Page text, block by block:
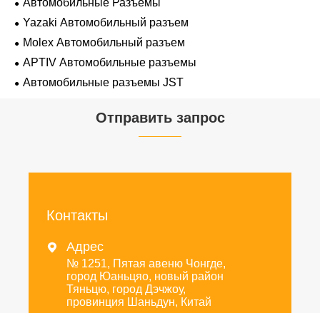
Yazaki Автомобильный разъем
Molex Автомобильный разъем
APTIV Автомобильные разъемы
Автомобильные разъемы JST
Отправить запрос
Контакты
 Адрес
№ 1251, Пятая авеню Чонгде,
город Юаньцяо, новый район
Тяньцю, город Дэчжоу,
провинция Шаньдун, Китай